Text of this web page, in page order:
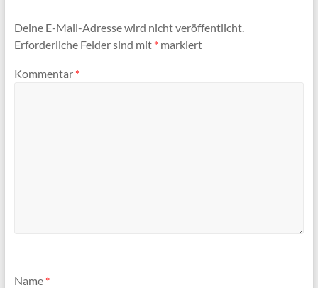
Deine E-Mail-Adresse wird nicht veröffentlicht.
Erforderliche Felder sind mit *markiert
Kommentar *
Name *